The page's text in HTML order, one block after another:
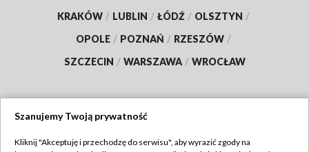
KRAKÓW / LUBLIN / ŁÓDŹ / OLSZTYN /
OPOLE / POZNAŃ / RZESZÓW /
SZCZECIN / WARSZAWA / WROCŁAW
Szanujemy Twoją prywatność
Kliknij "Akceptuję i przechodzę do serwisu", aby wyrazić zgody na